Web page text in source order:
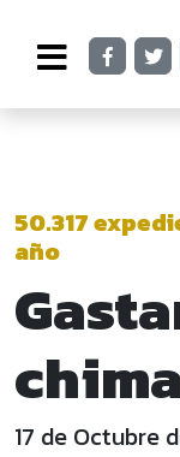
50.317
año
17 de Octubre